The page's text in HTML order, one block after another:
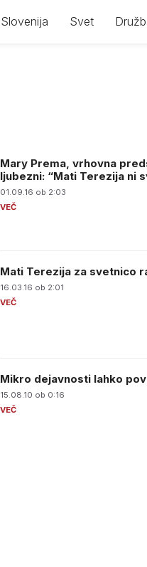
Slovenija Svet
Mary Prema, vrhovna
ljubezni: “Mati Terezija ni
01.09.16 ob 2:03
Mati Terezija za svetnico
16.03.16 ob 2:01
Mikro dejavnosti lahko
15.08.10 ob 0:16